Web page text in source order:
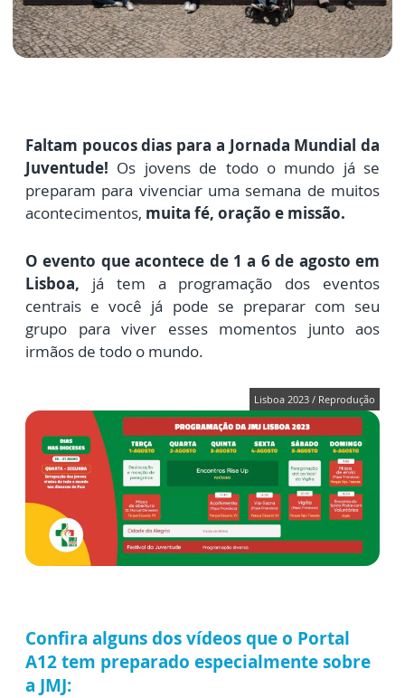
Faltam poucos dias para a Jornada Mundial da
Juventude! Os jovens de todo o mundo já se
preparam para vivenciar uma semana de muitos
acontecimentos, muita fé, oração e missão.
O evento que acontece de 1 a 6 de agosto em
Lisboa, já tem a programação dos eventos
centrais e você já pode se preparar com seu
grupo para viver esses momentos junto aos
irmãos de todo o mundo.
Lisboa 2023 / Reprodução
Confira alguns dos vídeos que o Portal
A12 tem preparado especialmente sobre
a JMJ: